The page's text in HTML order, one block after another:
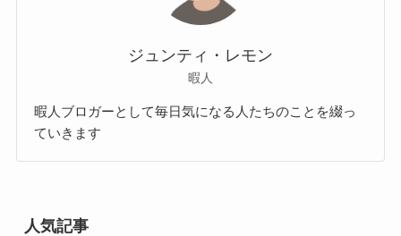
ジュンティ・レモン
暇人
暇人ブロガーとして毎日気になる人たちのことを綴っ
ていきます
人気記事